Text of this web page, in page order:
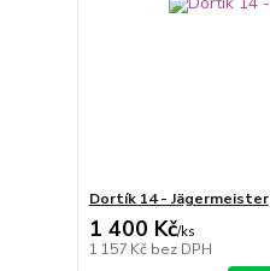
Dortík 14 - Jägermeister
1 400 Kč/ks
1 157 Kč bez DPH